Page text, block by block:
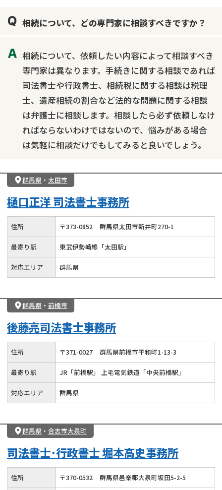
相続について、どの専門家に相談すべきですか？
相続について、依頼したい内容によって相談すべき
専門家は異なります。手続きに関する相談であれば
司法書士や行政書士、相続税に関する相談は税理
士、遺産相続の割合など法的な問題に関する相談
は弁護士に相談します。相談したら必ず依頼しなけ
ればならないわけではないので、悩みがある場合
は気軽に相談だけでもしてみると良いでしょう。
群馬県 ・ 太田市
樋口正洋 司法書士事務所
住所 〒373-0852 群馬県太田市新井町270-1
最寄り駅 東武伊勢崎線「太田駅」
対応エリア 群馬県
群馬県 ・ 前橋市
後藤亮司法書士事務所
住所 〒371-0027 群馬県前橋市平和町1-13-3
最寄り駅 JR「前橋駅」 上毛電気鉄道「中央前橋駅」
対応エリア 群馬県
群馬県 ・ 合志市大泉町
司法書士･行政書士 堀本高史事務所
住所 〒370-0532 群馬県邑楽郡大泉町坂田5-2-5